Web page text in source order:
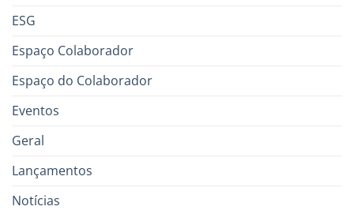
ESG
Espaço Colaborador
Espaço do Colaborador
Eventos
Geral
Lançamentos
Notícias